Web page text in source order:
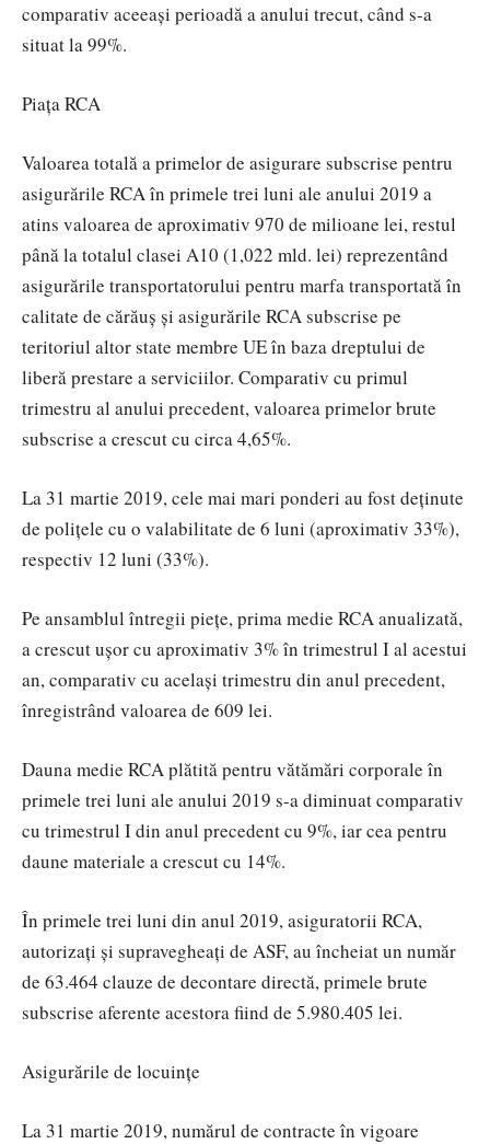
comparativ aceeași perioadă a anului trecut, când s-a
situat la 99%.
Piața RCA
Valoarea totală a primelor de asigurare subscrise pentru
asigurările RCA în primele trei luni ale anului 2019 a
atins valoarea de aproximativ 970 de milioane lei, restul
până la totalul clasei A10 (1,022 mld. lei) reprezentând
asigurările transportatorului pentru marfa transportată în
calitate de cărăuș și asigurările RCA subscrise pe
teritoriul altor state membre UE în baza dreptului de
liberă prestare a serviciilor. Comparativ cu primul
trimestru al anului precedent, valoarea primelor brute
subscrise a crescut cu circa 4,65%.
La 31 martie 2019, cele mai mari ponderi au fost deținute
de polițele cu o valabilitate de 6 luni (aproximativ 33%),
respectiv 12 luni (33%).
Pe ansamblul întregii piețe, prima medie RCA anualizată,
a crescut ușor cu aproximativ 3% în trimestrul I al acestui
an, comparativ cu același trimestru din anul precedent,
înregistrând valoarea de 609 lei.
Dauna medie RCA plătită pentru vătămări corporale în
primele trei luni ale anului 2019 s-a diminuat comparativ
cu trimestrul I din anul precedent cu 9%, iar cea pentru
daune materiale a crescut cu 14%.
În primele trei luni din anul 2019, asiguratorii RCA,
autorizați și supravegheați de ASF, au încheiat un număr
de 63.464 clauze de decontare directă, primele brute
subscrise aferente acestora fiind de 5.980.405 lei.
Asigurările de locuințe
La 31 martie 2019, numărul de contracte în vigoare